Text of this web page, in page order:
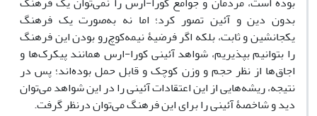
بدون دین و آئین تصور کرد؛ اما نه به‌صورت یک فرهنگ
یکجانشین و ثابت، بلکه اگر فرضیۀ نیمه‌کوچ‌رو بودن این فرهنگ
را بتوانیم بپذیریم، شواهد آئینی کورا-ارس همانند پیکرک‌ها و
اجاق‌ها از نظر حجم و وزن کوچک و قابل حمل بوده‌اند؛ پس در
نتیجه، ریشه‌هایی از این اعتقادات آئینی را در این شواهد می‌توان
دید و شاخصۀ آئینی را برای این فرهنگ می‌توان درنظر گرفت.